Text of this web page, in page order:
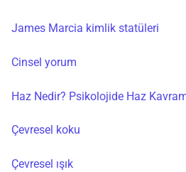
James Marcia kimlik statüleri
Cinsel yorum
Haz Nedir? Psikolojide Haz
Çevresel koku
Çevresel ışık